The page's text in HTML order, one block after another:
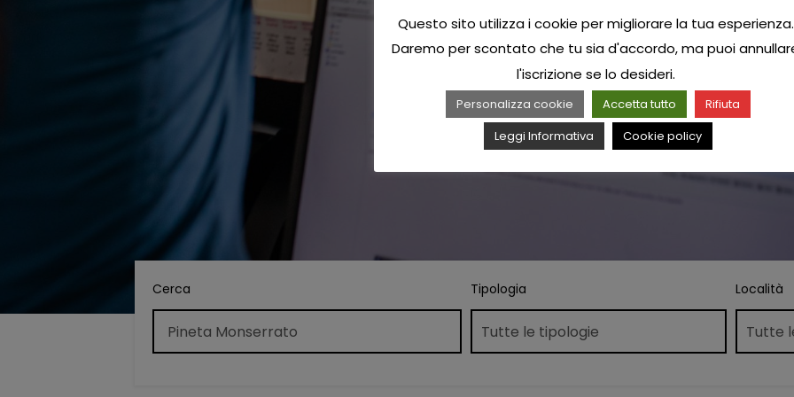
Cerca Tipologia Località
Questo sito utilizza i cookie per migliorare la tua esperienza.
Daremo per scontato che tu sia d'accordo, ma puoi
l'iscrizione se lo desideri.
Personalizza cookie Accetta tutto
Rifiuta
Leggi Informativa
Cookie policy